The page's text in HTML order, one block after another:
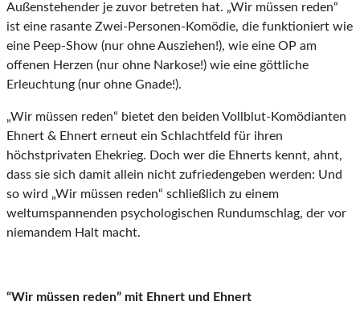
Außenstehender je zuvor betreten hat. „Wir müssen reden“
ist eine rasante Zwei-Personen-Komödie, die funktioniert wie
eine Peep-Show (nur ohne Ausziehen!), wie eine OP am
offenen Herzen (nur ohne Narkose!) wie eine göttliche
Erleuchtung (nur ohne Gnade!).
„Wir müssen reden“ bietet den beiden Vollblut-Komödianten
Ehnert & Ehnert erneut ein Schlachtfeld für ihren
höchstprivaten Ehekrieg. Doch wer die Ehnerts kennt, ahnt,
dass sie sich damit allein nicht zufriedengeben werden: Und
so wird „Wir müssen reden“ schließlich zu einem
weltumspannenden psychologischen Rundumschlag, der vor
niemandem Halt macht.
“Wir müssen reden” mit Ehnert und Ehnert